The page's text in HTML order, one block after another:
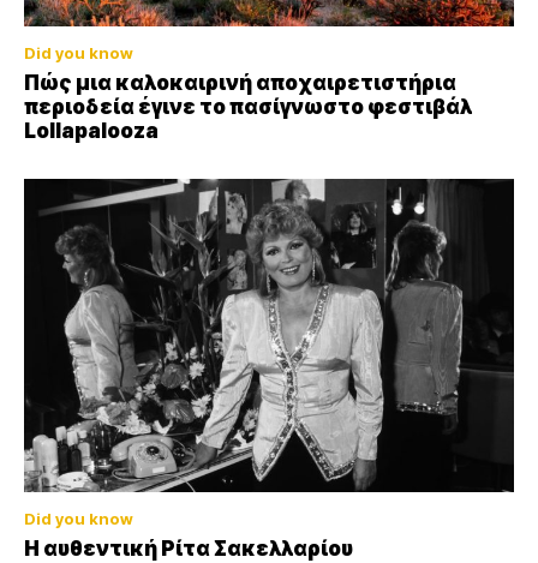
Did you know
Πώς μια καλοκαιρινή αποχαιρετιστήρια
περιοδεία έγινε το πασίγνωστο φεστιβάλ
Lollapalooza
Did you know
Η αυθεντική Ρίτα Σακελλαρίου